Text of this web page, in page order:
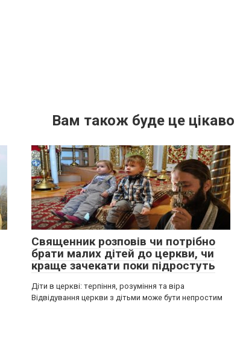
Вам також буде це цікаво
Священник розповів чи потрібно
брати малих дітей до церкви, чи
краще зачекати поки підростуть
Діти в церкві: терпіння, розуміння та віра
Відвідування церкви з дітьми може бути непростим